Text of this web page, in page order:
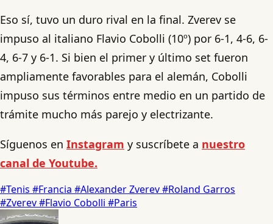
Eso sí, tuvo un duro rival en la final. Zverev se
impuso al italiano Flavio Cobolli (10º) por 6-1, 4-6, 6-
4, 6-7 y 6-1. Si bien el primer y último set fueron
ampliamente favorables para el alemán, Cobolli
impuso sus términos entre medio en un partido de
trámite mucho más parejo y electrizante.
Síguenos en Instagram y suscríbete a nuestro
canal de Youtube.
#Tenis #Francia #Alexander Zverev#Roland Garros
#Zverev#Flavio Cobolli #Paris